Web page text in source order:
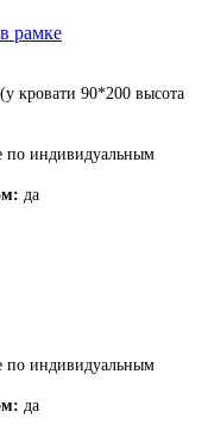
рамке
кровати 90*200 высота
по индивидуальным
да
по индивидуальным
да